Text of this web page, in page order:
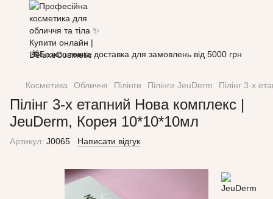
🎁Безкоштовна доставка для замовлень від 5000 грн
Косметика Обличчя Пілінги Пілінги JeuDerm Пілінг 3-х
Пілінг 3-х етапний Нова комплекс |
JeuDerm, Корея 10*10*10мл
Артикул: J0065 Написати відгук